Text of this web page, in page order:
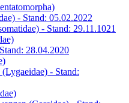
- Stand: 05.02.2022
- Stand: 29.11.1021
28.04.2020
- Stand: